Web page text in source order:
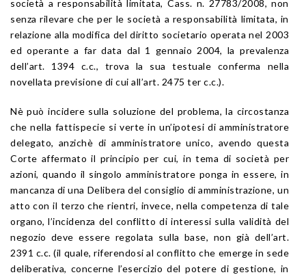
società a responsabilità limitata, Cass. n. 27783/2008, non
senza rilevare che per le società a responsabilità limitata, in
relazione alla modifica del diritto societario operata nel 2003
ed operante a far data dal 1 gennaio 2004, la prevalenza
dell’art. 1394 c.c., trova la sua testuale conferma nella
novellata previsione di cui all’art. 2475 ter c.c.).
Nè può incidere sulla soluzione del problema, la circostanza
che nella fattispecie si verte in un’ipotesi di amministratore
delegato, anzichè di amministratore unico, avendo questa
Corte affermato il principio per cui, in tema di società per
azioni, quando il singolo amministratore ponga in essere, in
mancanza di una Delibera del consiglio di amministrazione, un
atto con il terzo che rientri, invece, nella competenza di tale
organo, l’incidenza del conflitto di interessi sulla validità del
negozio deve essere regolata sulla base, non già dell’art.
2391 c.c. (il quale, riferendosi al conflitto che emerge in sede
deliberativa, concerne l’esercizio del potere di gestione, in